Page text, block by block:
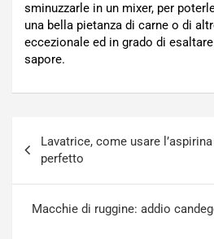
sminuzzarle in un mixer, per
una bella pietanza di carne o di
eccezionale ed in grado di
sapore.
articoli
Lavatrice, come usare
perfetto
Macchie di ruggine: addio